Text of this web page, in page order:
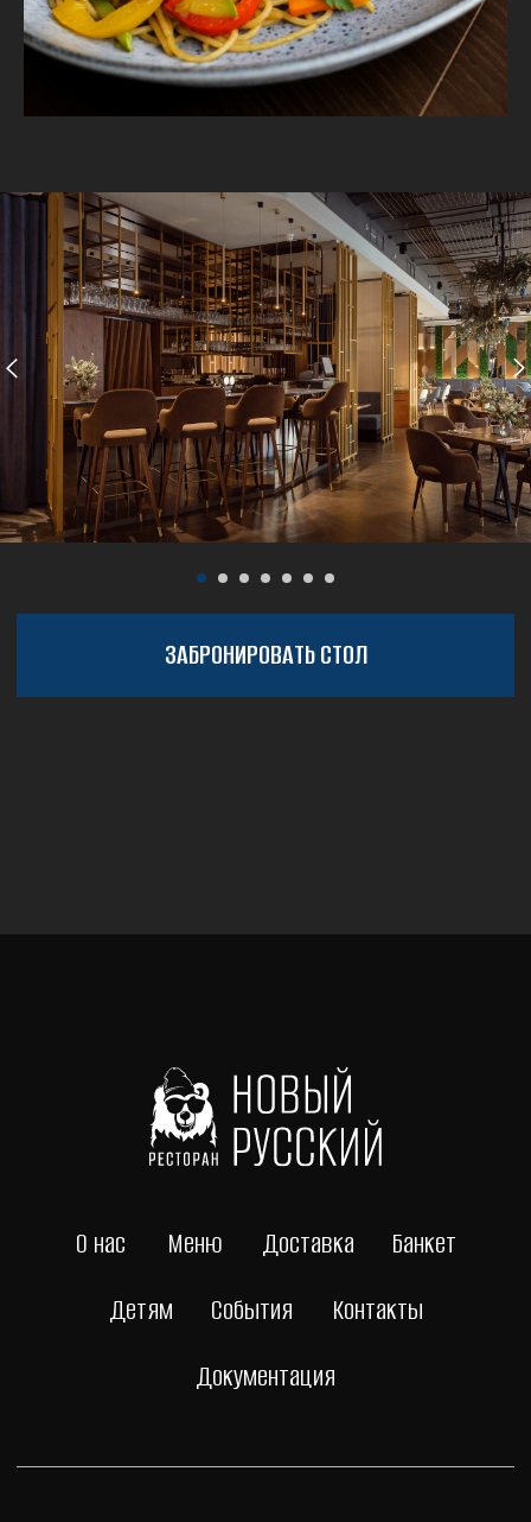
© Новый русский ресторан. 2023
Разработка сайта
ОГРН 1226600032361
Документация